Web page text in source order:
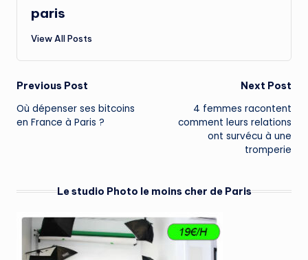
paris
View All Posts
Post
navigation
Previous Post
Où dépenser ses bitcoins
en France à Paris ?
Next Post
4 femmes racontent
comment leurs relations
ont survécu à une
tromperie
Le studio Photo le moins cher de Paris